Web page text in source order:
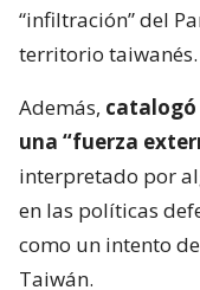
“infiltración” del
territorio taiwanés.
Además, catalogó
una “fuerza
interpretado por
en las políticas
como un intento
Taiwán.